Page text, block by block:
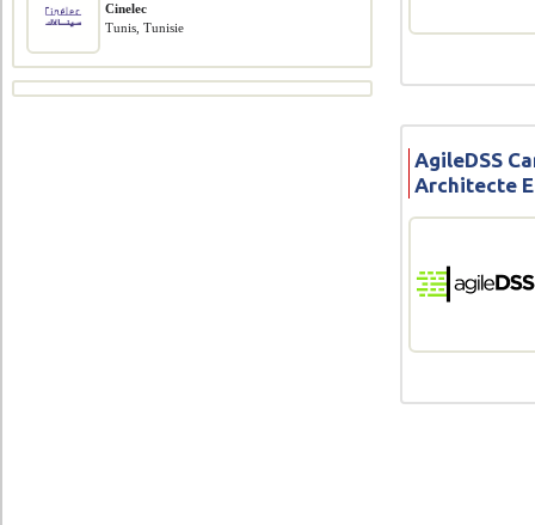
AgileDSS
Architecte
Cinelec
Tunis, Tunisie